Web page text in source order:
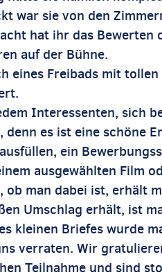
war sie von den
hat ihr das Bewerten
auf der Bühne.
eines Freibads mit
Interessenten, sich
denn es ist eine schöne
ein
ausgewählten Film
ob man dabei ist, erhält
Umschlag erhält, ist
kleinen Briefes wurde
verraten. Wir
Teilnahme und sind